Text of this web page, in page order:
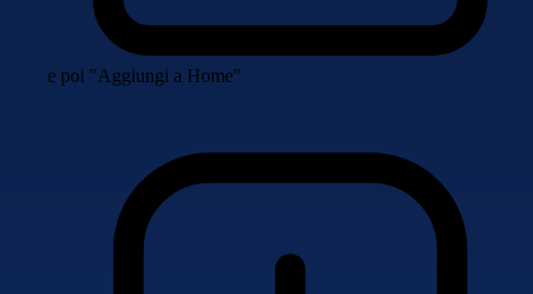
e poi "Aggiungi a Home"